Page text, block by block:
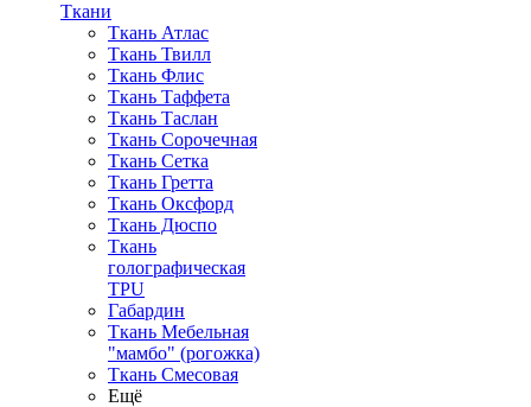
Ткани
Ткань Атлас
Ткань Твилл
Ткань Флис
Ткань Таффета
Ткань Таслан
Ткань Сорочечная
Ткань Сетка
Ткань Гретта
Ткань Оксфорд
Ткань Дюспо
Ткань
голографическая
TPU
Габардин
Ткань Мебельная
"мамбо" (рогожка)
Ткань Смесовая
Ещё